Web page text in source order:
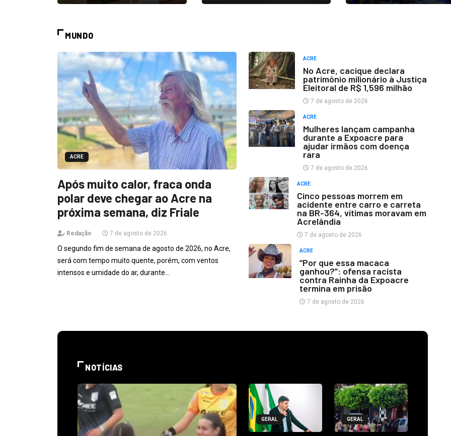
MUNDO
ACRE
Após muito calor, fraca onda
polar deve chegar ao Acre na
próxima semana, diz Friale
Redação 7 de agosto de 2026
O segundo fim de semana de agosto de 2026, no Acre,
será com tempo muito quente, porém, com ventos
intensos e umidade do ar, durante…
ACRE
No Acre, cacique declara
patrimônio milionário à Justiça
Eleitoral de R$ 1,596 milhão
7 de agosto de 2026
ACRE
Mulheres lançam campanha
durante a Expoacre para
ajudar irmãos com doença
rara
7 de agosto de 2026
ACRE
Cinco pessoas morrem em
acidente entre carro e carreta
na BR-364, vítimas moravam em
Acrelândia
7 de agosto de 2026
ACRE
“Por que essa macaca
ganhou?”: ofensa racista
contra Rainha da Expoacre
termina em prisão
7 de agosto de 2026
NOTÍCIAS
GERAL GERAL